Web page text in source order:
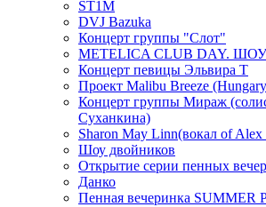
ST1M
DVJ Bazuka
Концерт группы "Слот"
METELICA CLUB DAY.
Концерт певицы Эльвира Т
Проект Malibu Breeze
Концерт группы Мираж
Суханкина)
Sharon May Linn(вокал of Alex
Шоу двойников
Открытие серии пенных
Данко
Пенная вечеринка SUMMER